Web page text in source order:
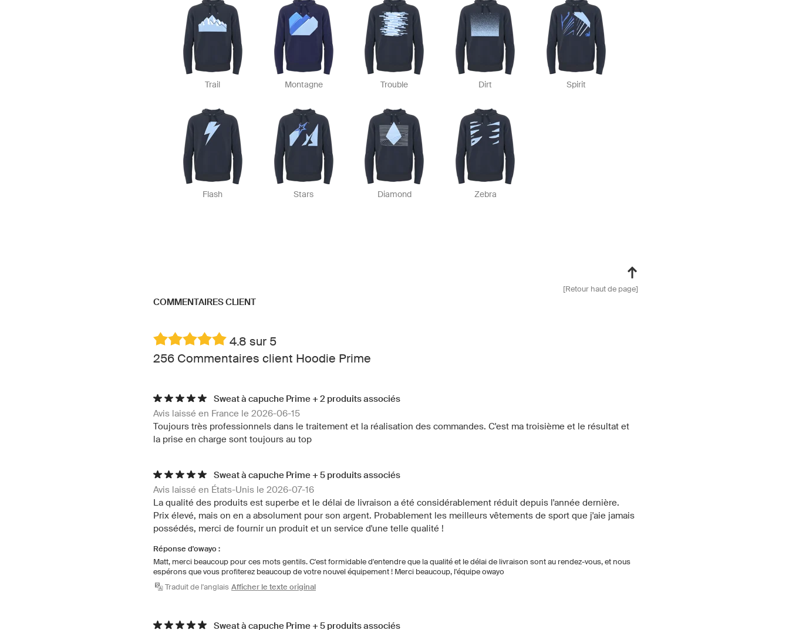
Trail Montagne Trouble Dirt Spirit
Flash Stars Diamond Zebra
[Retour haut de page]
COMMENTAIRES CLIENT
4.8 sur 5
256 Commentaires client Hoodie Prime
Sweat à capuche Prime + 2 produits associés
Avis laissé en France le 2026-06-15
Toujours très professionnels dans le traitement et la réalisation des commandes. C'est ma troisième et le résultat et
la prise en charge sont toujours au top
Sweat à capuche Prime + 5 produits associés
Avis laissé en États-Unis le 2026-07-16
La qualité des produits est superbe et le délai de livraison a été considérablement réduit depuis l'année dernière.
Prix élevé, mais on en a absolument pour son argent. Probablement les meilleurs vêtements de sport que j'aie jamais
possédés, merci de fournir un produit et un service d'une telle qualité !
Réponse d'owayo :
Matt, merci beaucoup pour ces mots gentils. C'est formidable d'entendre que la qualité et le délai de livraison sont au rendez-vous, et nous
espérons que vous profiterez beaucoup de votre nouvel équipement ! Merci beaucoup, l'équipe owayo
Traduit de l'anglais Afficher le texte original
Sweat à capuche Prime + 5 produits associés